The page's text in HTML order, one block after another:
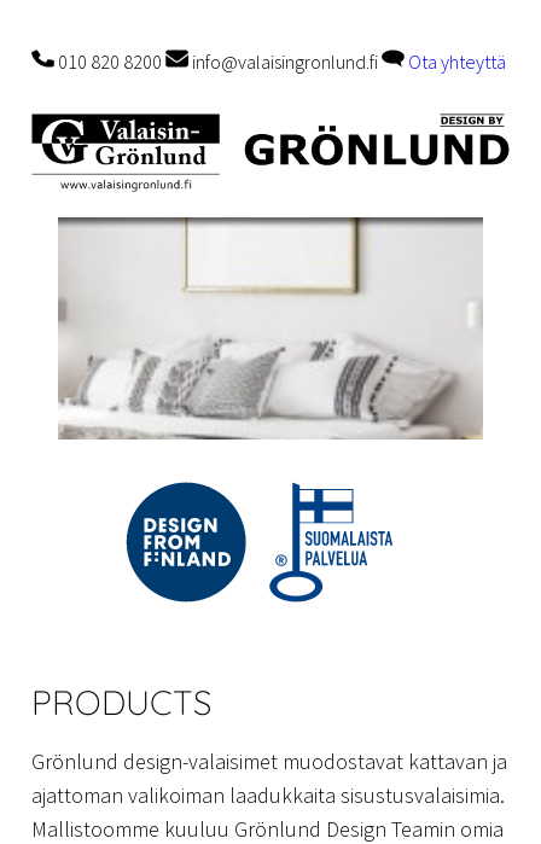
010 820 8200 info@valaisingronlund.fi Ota yhteyttä
PRODUCTS
Grönlund design-valaisimet muodostavat kattavan ja
ajattoman valikoiman laadukkaita sisustusvalaisimia.
Mallistoomme kuuluu Grönlund Design Teamin omia